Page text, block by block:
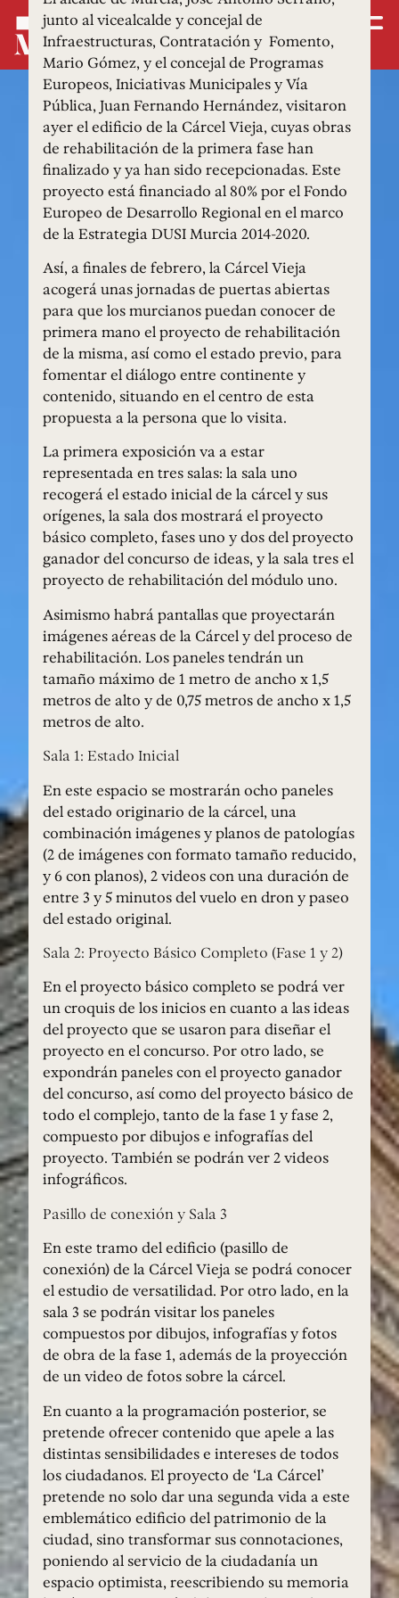
junto al vicealcalde y concejal de
Infraestructuras, Contratación y Fomento,
Mario Gómez, y el concejal de Programas
Europeos, Iniciativas Municipales y Vía
Pública, Juan Fernando Hernández, visitaron
ayer el edificio de la Cárcel Vieja, cuyas obras
de rehabilitación de la primera fase han
finalizado y ya han sido recepcionadas. Este
proyecto está financiado al 80% por el Fondo
Europeo de Desarrollo Regional en el marco
de la Estrategia DUSI Murcia 2014-2020.
Así, a finales de febrero, la Cárcel Vieja
acogerá unas jornadas de puertas abiertas
para que los murcianos puedan conocer de
primera mano el proyecto de rehabilitación
de la misma, así como el estado previo, para
fomentar el diálogo entre continente y
contenido, situando en el centro de esta
propuesta a la persona que lo visita.
La primera exposición va a estar
representada en tres salas: la sala uno
recogerá el estado inicial de la cárcel y sus
orígenes, la sala dos mostrará el proyecto
básico completo, fases uno y dos del proyecto
ganador del concurso de ideas, y la sala tres el
proyecto de rehabilitación del módulo uno.
Asimismo habrá pantallas que proyectarán
imágenes aéreas de la Cárcel y del proceso de
rehabilitación. Los paneles tendrán un
tamaño máximo de 1 metro de ancho x 1,5
metros de alto y de 0,75 metros de ancho x 1,5
metros de alto.
Sala 1: Estado Inicial
En este espacio se mostrarán ocho paneles
del estado originario de la cárcel, una
combinación imágenes y planos de patologías
(2 de imágenes con formato tamaño reducido,
y 6 con planos), 2 videos con una duración de
entre 3 y 5 minutos del vuelo en dron y paseo
del estado original.
Sala 2: Proyecto Básico Completo (Fase 1 y 2)
En el proyecto básico completo se podrá ver
un croquis de los inicios en cuanto a las ideas
del proyecto que se usaron para diseñar el
proyecto en el concurso. Por otro lado, se
expondrán paneles con el proyecto ganador
del concurso, así como del proyecto básico de
todo el complejo, tanto de la fase 1 y fase 2,
compuesto por dibujos e infografías del
proyecto. También se podrán ver 2 videos
infográficos.
Pasillo de conexión y Sala 3
En este tramo del edificio (pasillo de
conexión) de la Cárcel Vieja se podrá conocer
el estudio de versatilidad. Por otro lado, en la
sala 3 se podrán visitar los paneles
compuestos por dibujos, infografías y fotos
de obra de la fase 1, además de la proyección
de un video de fotos sobre la cárcel.
En cuanto a la programación posterior, se
pretende ofrecer contenido que apele a las
distintas sensibilidades e intereses de todos
los ciudadanos. El proyecto de ‘La Cárcel’
pretende no solo dar una segunda vida a este
emblemático edificio del patrimonio de la
ciudad, sino transformar sus connotaciones,
poniendo al servicio de la ciudadanía un
espacio optimista, reescribiendo su memoria